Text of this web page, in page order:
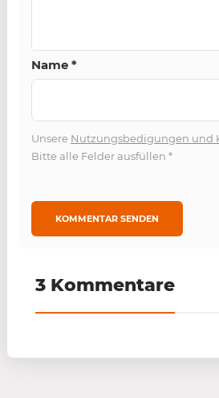
Name *
Unsere Nutzungsbedigungen und
Bitte alle Felder ausfüllen *
3 Kommentare